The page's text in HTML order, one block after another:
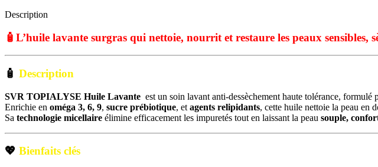
Description
🧴 L’huile lavante surgras qui nettoie, nourrit et restaure les peaux sensibles,
🧴 Description
SVR TOPIALYSE Huile Lavante est un soin lavant anti-dessèchement haute tolérance, formulé
Enrichie en oméga 3, 6, 9, sucre prébiotique, et agents relipidants, cette huile nettoie la peau en
Sa technologie micellaire élimine efficacement les impuretés tout en laissant la peau souple,
💖 Bienfaits clés